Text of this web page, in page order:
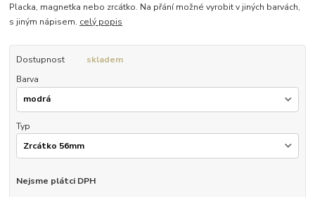
Placka, magnetka nebo zrcátko. Na přání možné vyrobit v jiných barvách,
s jiným nápisem. celý popis
Dostupnost
skladem
Barva
Typ
Nejsme plátci DPH